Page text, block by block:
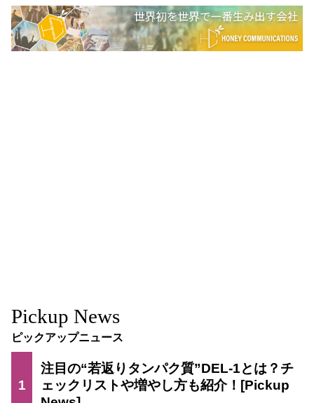
Pickup News
ピックアップニュース
1
注目の“若返りタンパク質”DEL-1とは？チ
ェックリストや増やし方も紹介！